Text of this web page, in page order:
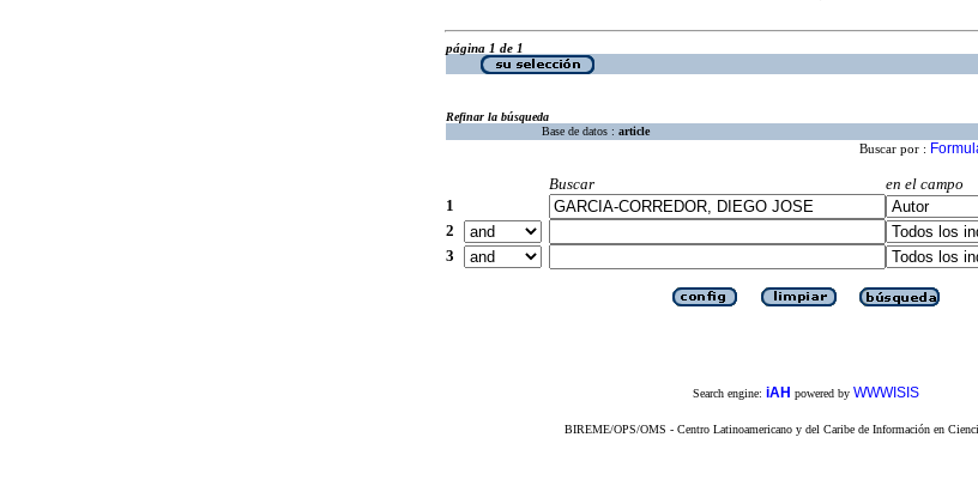
página 1 de 1
Refinar la búsqueda
Base de datos : article
Buscar por :
Buscar
en el campo
1
2
3
Search engine: iAH powered by WWWISIS
BIREME/OPS/OMS - Centro Latinoamericano y del Caribe de Información en